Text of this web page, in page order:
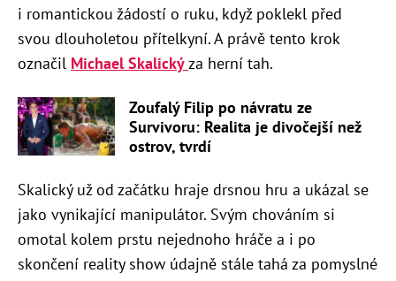
i romantickou žádostí o ruku, když poklekl před
svou dlouholetou přítelkyní. A právě tento krok
označil Michael Skalickýza herní tah.
Zoufalý Filip po návratu ze
Survivoru: Realita je divočejší než
ostrov, tvrdí
Skalický už od začátku hraje drsnou hru a ukázal se
jako vynikající manipulátor. Svým chováním si
omotal kolem prstu nejednoho hráče a i po
skončení reality show údajně stále tahá za pomyslné